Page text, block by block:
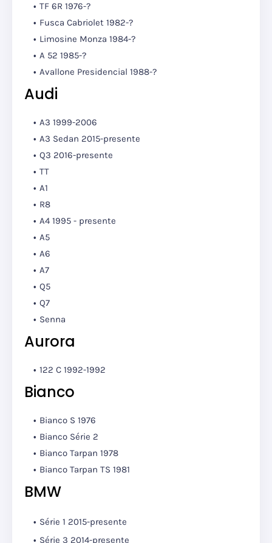
TF 6R 1976-?
Fusca Cabriolet 1982-?
Limosine Monza 1984-?
A 52 1985-?
Avallone Presidencial 1988-?
Audi
A3 1999-2006
A3 Sedan 2015-presente
Q3 2016-presente
TT
A1
R8
A4 1995 - presente
A5
A6
A7
Q5
Q7
Senna
Aurora
122 C 1992-1992
Bianco
Bianco S 1976
Bianco Série 2
Bianco Tarpan 1978
Bianco Tarpan TS 1981
BMW
Série 1 2015-presente
Série 3 2014-presente